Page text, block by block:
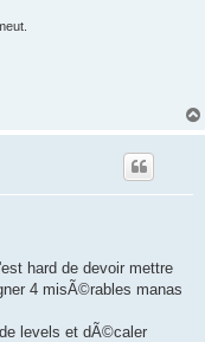
hard de devoir mettre
4 misÃ©rables manas
levels et dÃ©caler